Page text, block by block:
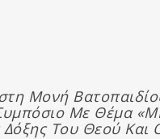
Μονή
Με Θέμα
Του Θεού Και